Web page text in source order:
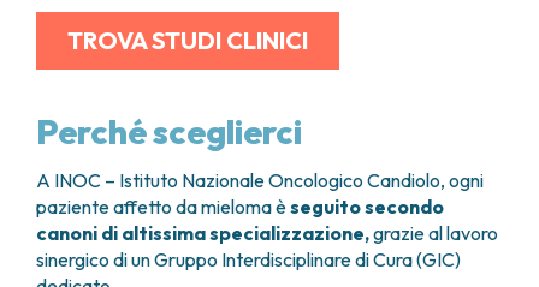
TROVA STUDI CLINICI
Perché sceglierci
A INOC – Istituto Nazionale Oncologico Candiolo, ogni
paziente affetto da mieloma èseguito secondo
canoni di altissima specializzazione,grazie al lavoro
sinergico di un Gruppo Interdisciplinare di Cura (GIC)